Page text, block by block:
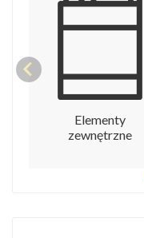
Elementy
zewnętrzne